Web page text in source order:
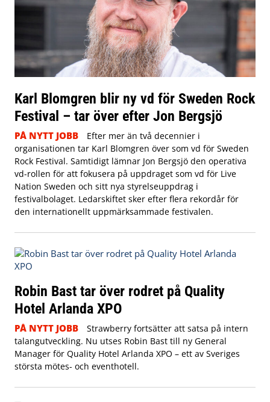
Karl Blomgren blir ny vd för Sweden Rock
Festival – tar över efter Jon Bergsjö
PÅ NYTT JOBB
Efter mer än två decennier i
organisationen tar Karl Blomgren över som vd för Sweden
Rock Festival. Samtidigt lämnar Jon Bergsjö den operativa
vd-rollen för att fokusera på uppdraget som vd för Live
Nation Sweden och sitt nya styrelseuppdrag i
festivalbolaget. Ledarskiftet sker efter flera rekordår för
den internationellt uppmärksammade festivalen.
Robin Bast tar över rodret på Quality
Hotel Arlanda XPO
PÅ NYTT JOBB
Strawberry fortsätter att satsa på intern
talangutveckling. Nu utses Robin Bast till ny General
Manager för Quality Hotel Arlanda XPO – ett av Sveriges
största mötes- och eventhotell.